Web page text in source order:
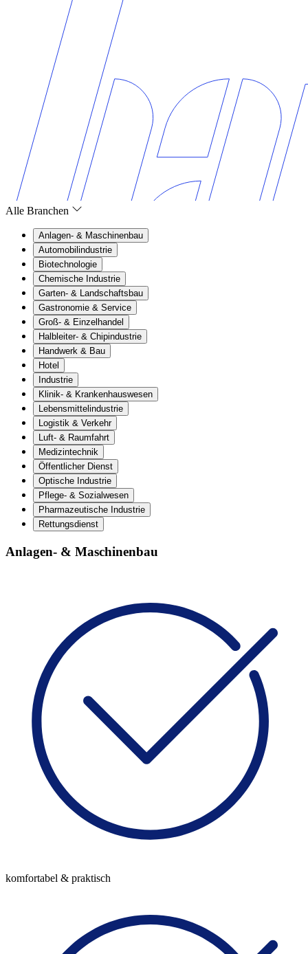
Alle Branchen
Anlagen- & Maschinenbau
Automobilindustrie
Biotechnologie
Chemische Industrie
Garten- & Landschaftsbau
Gastronomie & Service
Groß- & Einzelhandel
Halbleiter- & Chipindustrie
Handwerk & Bau
Hotel
Industrie
Klinik- & Krankenhauswesen
Lebensmittelindustrie
Logistik & Verkehr
Luft- & Raumfahrt
Medizintechnik
Öffentlicher Dienst
Optische Industrie
Pflege- & Sozialwesen
Pharmazeutische Industrie
Rettungsdienst
Anlagen- & Maschinenbau
komfortabel & praktisch